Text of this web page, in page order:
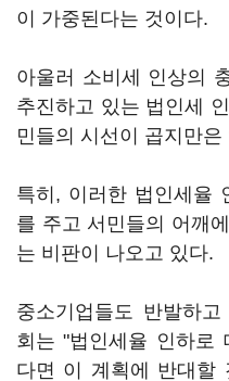
이 가중된다는 것이다.
아울러 소비세 인상의
추진하고 있는 법인세
민들의 시선이 곱지만은
특히, 이러한 법인세율
를 주고 서민들의 어깨
는 비판이 나오고 있다.
중소기업들도 반발하
회는 "법인세율 인하로
다면 이 계획에 반대할